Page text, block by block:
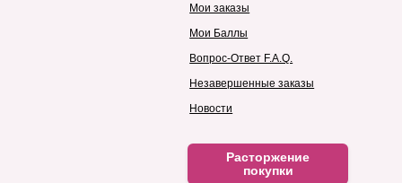
Мои заказы
Мои Баллы
Вопрос-Ответ F.A.Q.
Незавершенные заказы
Новости
Расторжение
покупки